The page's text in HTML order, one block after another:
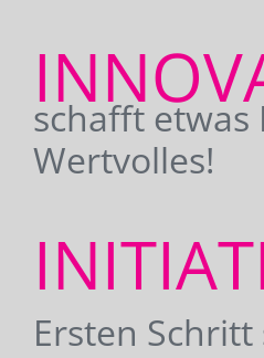
schafft etwas
Wertvolles!
Ersten